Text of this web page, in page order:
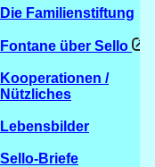
Die Familienstiftung
Fontane über Sello
Kooperationen /
Nützliches
Lebensbilder
Sello-Briefe